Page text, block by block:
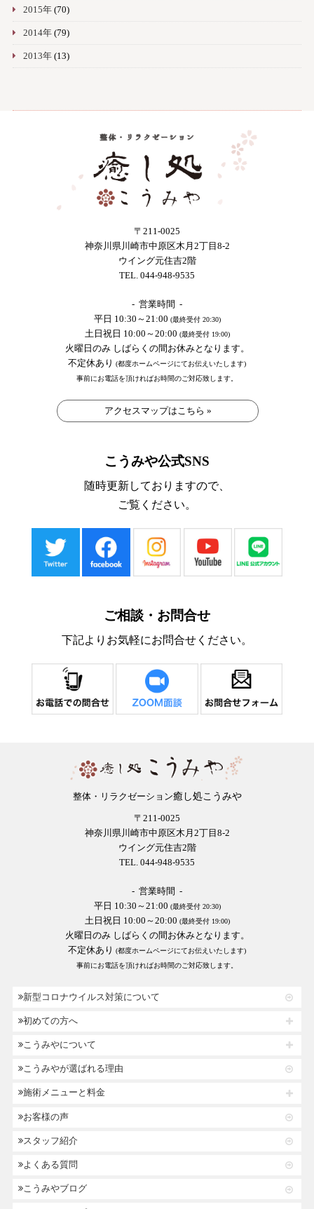
2015年(70)
2014年(79)
2013年(13)
〒211-0025
神奈川県川崎市中原区木月2丁目8-2
ウイング元住吉2階
TEL. 044-948-9535
- 営業時間 -
平日 10:30～21:00 (最終受付 20:30)
土日祝日 10:00～20:00 (最終受付 19:00)
火曜日のみ しばらくの間お休みとなります。
不定休あり (都度ホームページにてお伝えいたします)
事前にお電話を頂ければお時間のご対応致します。
アクセスマップはこちら »
こうみや公式SNS
随時更新しておりますので、
ご覧ください。
ご相談・お問合せ
下記よりお気軽にお問合せください。
整体・リラクゼーション癒し処こうみや
〒211-0025
神奈川県川崎市中原区木月2丁目8-2
ウイング元住吉2階
TEL. 044-948-9535
- 営業時間 -
平日 10:30～21:00 (最終受付 20:30)
土日祝日 10:00～20:00 (最終受付 19:00)
火曜日のみ しばらくの間お休みとなります。
不定休あり (都度ホームページにてお伝えいたします)
事前にお電話を頂ければお時間のご対応致します。
新型コロナウイルス対策について
初めての方へ
こうみやについて
こうみやが選ばれる理由
施術メニューと料金
お客様の声
スタッフ紹介
よくある質問
こうみやブログ